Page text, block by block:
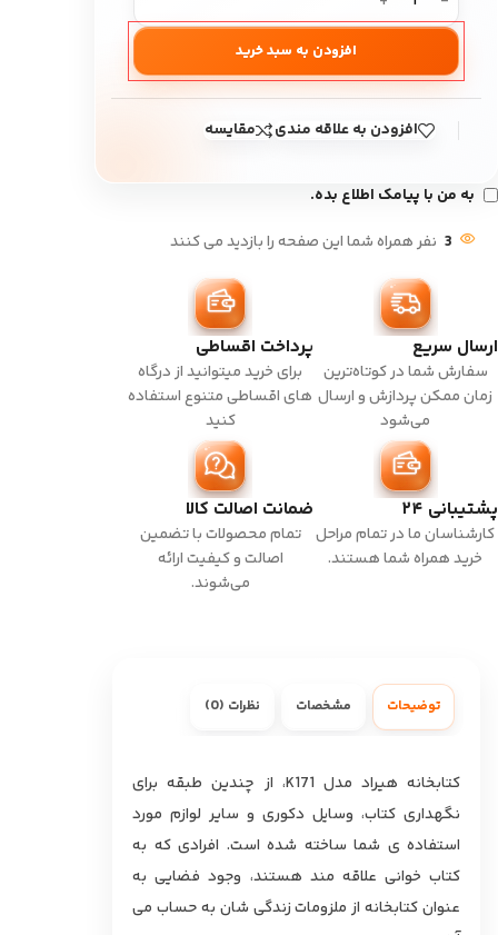
افزودن به سبد خرید
افزودن به علاقه مندی مقایسه
به من با پیامک اطلاع بده.
3 نفر همراه شما این صفحه را بازدید می کنند
ارسال سریع
سفارش شما در کوتاه‌ترین
زمان ممکن پردازش و ارسال
می‌شود
پرداخت اقساطی
برای خرید میتوانید از درگاه
های اقساطی متنوع استفاده
کنید
پشتیبانی ۲۴
کارشناسان ما در تمام مراحل
خرید همراه شما هستند.
ضمانت اصالت کالا
تمام محصولات با تضمین
اصالت و کیفیت ارائه
می‌شوند.
توضیحات مشخصات نظرات (0)
کتابخانه هیراد مدل K171، از چندین طبقه برای
نگهداری کتاب، وسایل دکوری و سایر لوازم مورد
استفاده ی شما ساخته شده است. افرادی که به
کتاب خوانی علاقه مند هستند، وجود فضایی به
عنوان کتابخانه از ملزومات زندگی شان به حساب می